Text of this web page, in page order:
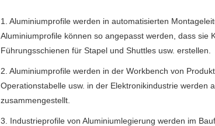
1. Aluminiumprofile werden in automatisierten
Aluminiumprofile können so angepasst werden, dass sie
Führungsschienen für Stapel und Shuttles usw. erstellen.
2. Aluminiumprofile werden in der Workbench von
Operationstabelle usw. in der Elektronikindustrie werden
zusammengestellt.
3. Industrieprofile von Aluminiumlegierung werden im